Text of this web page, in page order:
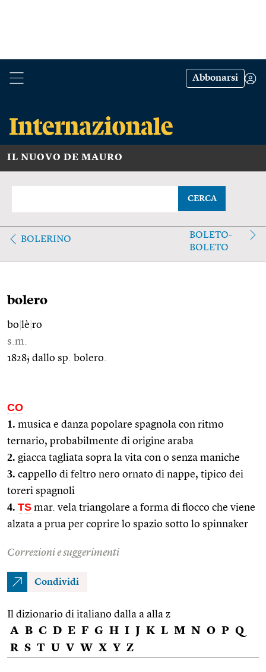
Abbonarsi
IL NUOVO DE MAURO
CERCA
BOLERINO
BOLETO-
BOLETO
bolero
bo lè ro
s.m.
1828; dallo sp. bolero.
CO
1. musica e danza popolare spagnola con ritmo
ternario, probabilmente di origine araba
2. giacca tagliata sopra la vita con o senza maniche
3. cappello di feltro nero ornato di nappe, tipico dei
toreri spagnoli
4. TS mar. vela triangolare a forma di fiocco che viene
alzata a prua per coprire lo spazio sotto lo spinnaker
Correzioni e suggerimenti
Condividi
Il dizionario di italiano dalla a alla z
A B C D E F G H I J K L M N O P Q
R S T U V W X Y Z